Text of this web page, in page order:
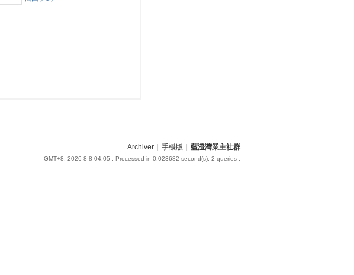
Archiver 手機版 藍澄灣業主社群
GMT+8, 2026-8-8 04:05 , Processed in 0.023682 second(s), 2 queries .